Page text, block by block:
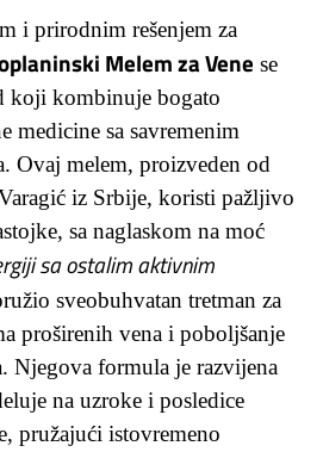
i prirodnim rešenjem za
Melem za Vene se
koji kombinuje bogato
medicine sa savremenim
Ovaj melem, proizveden od
iz Srbije, koristi pažljivo
sa naglaskom na moć
sa ostalim aktivnim
sveobuhvatan tretman za
proširenih vena i poboljšanje
Njegova formula je razvijena
na uzroke i posledice
pružajući istovremeno